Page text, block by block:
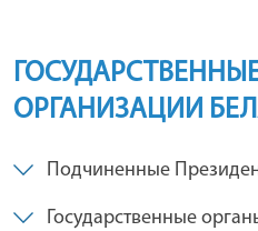
ОРГАНИЗАЦИИ
Подчиненные
Государственные